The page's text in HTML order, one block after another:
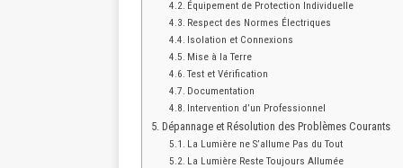
Équipement de Protection Individuelle
Respect des Normes Électriques
Isolation et Connexions
Mise à la Terre
Test et Vérification
Documentation
Intervention d’un Professionnel
Dépannage et Résolution des Problèmes Courants
La Lumière ne S’allume Pas du Tout
La Lumière Reste Toujours Allumée